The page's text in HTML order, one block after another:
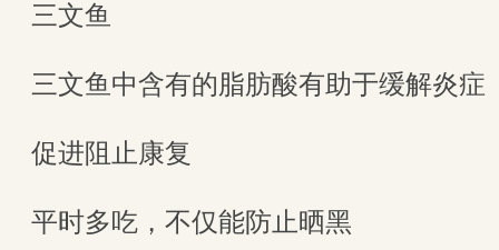
三文鱼
三文鱼中含有的脂肪酸有助于缓解炎症
促进阻止康复
平时多吃，不仅能防止晒黑